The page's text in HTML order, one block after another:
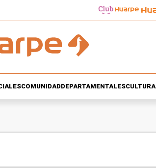
COMUNIDADDEPARTAMENTALESCULTURA